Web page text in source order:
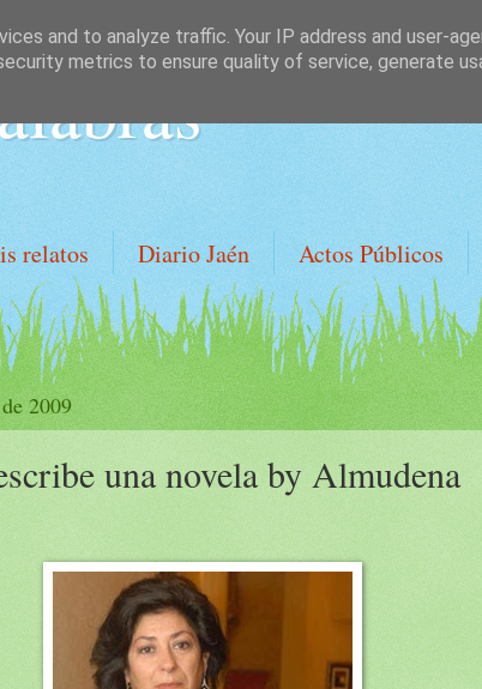
relatos Diario Jaén Actos Públicos
2009
una novela by Almudena
and to analyze traffic. Your IP address and user-
metrics to ensure quality of service, generate